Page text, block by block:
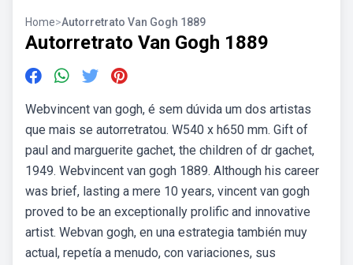
Home>Autorretrato Van Gogh 1889
Autorretrato Van Gogh 1889
Webvincent van gogh, é sem dúvida um dos artistas
que mais se autorretratou. W540 x h650 mm. Gift of
paul and marguerite gachet, the children of dr gachet,
1949. Webvincent van gogh 1889. Although his career
was brief, lasting a mere 10 years, vincent van gogh
proved to be an exceptionally prolific and innovative
artist. Webvan gogh, en una estrategia también muy
actual, repetía a menudo, con variaciones, sus